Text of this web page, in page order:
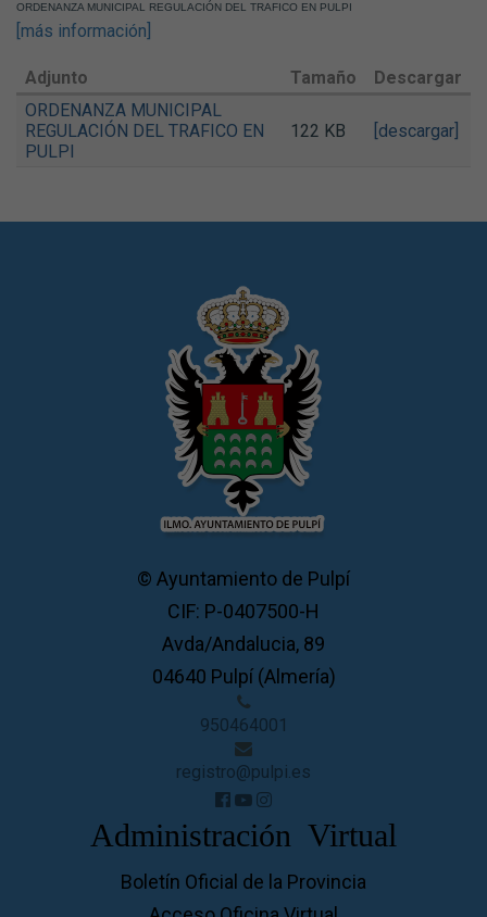
ORDENANZA MUNICIPAL REGULACIÓN DEL TRAFICO EN PULPI
[más información]
Adjunto Tamaño
Descargar
ORDENANZA MUNICIPAL
REGULACIÓN DEL TRAFICO EN
PULPI
122 KB [descargar]
© Ayuntamiento de Pulpí
CIF: P-0407500-H
Avda/Andalucia, 89
04640 Pulpí (Almería)
950464001
registro@pulpi.es
Administración Virtual
Boletín Oficial de la Provincia